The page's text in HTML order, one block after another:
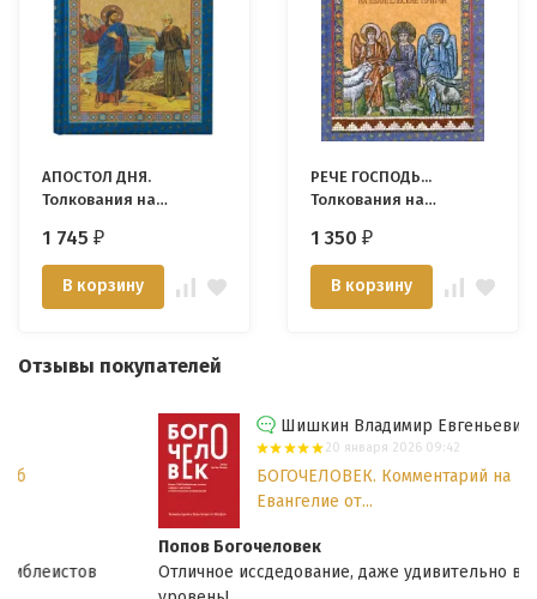
АПОСТОЛ ДНЯ.
Толкования на
церковного года
1 745 ₽
В корзину
РЕЧЕ ГОСПОДЬ...
Толкования на
1 350 ₽
В корзину
Отзывы покупателей
Шишкин Владимир Евгеньевич
20 января 2026 09:42
БОГОЧЕЛОВЕК. Комментарий на
Попов Богочеловек
Отличное иссдедование, даже удивительно высокий